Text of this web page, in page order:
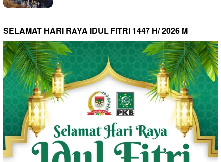
SELAMAT HARI RAYA IDUL FITRI 1447 H/ 2026 M